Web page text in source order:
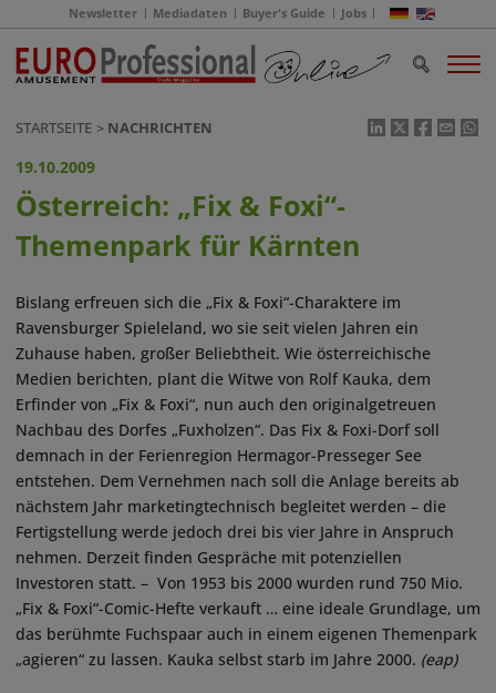
Newsletter Mediadaten Buyer's Guide Jobs
STARTSEITE NACHRICHTEN
19.10.2009
Österreich: „Fix & Foxi“-
Themenpark für Kärnten
Bislang erfreuen sich die „Fix & Foxi“-Charaktere im
Ravensburger Spieleland, wo sie seit vielen Jahren ein
Zuhause haben, großer Beliebtheit. Wie österreichische
Medien berichten, plant die Witwe von Rolf Kauka, dem
Erfinder von „Fix & Foxi“, nun auch den originalgetreuen
Nachbau des Dorfes „Fuxholzen“. Das Fix & Foxi-Dorf soll
demnach in der Ferienregion Hermagor-Presseger See
entstehen. Dem Vernehmen nach soll die Anlage bereits ab
nächstem Jahr marketingtechnisch begleitet werden – die
Fertigstellung werde jedoch drei bis vier Jahre in Anspruch
nehmen. Derzeit finden Gespräche mit potenziellen
Investoren statt. – Von 1953 bis 2000 wurden rund 750 Mio.
„Fix & Foxi“-Comic-Hefte verkauft … eine ideale Grundlage, um
das berühmte Fuchspaar auch in einem eigenen Themenpark
„agieren“ zu lassen. Kauka selbst starb im Jahre 2000. (eap)